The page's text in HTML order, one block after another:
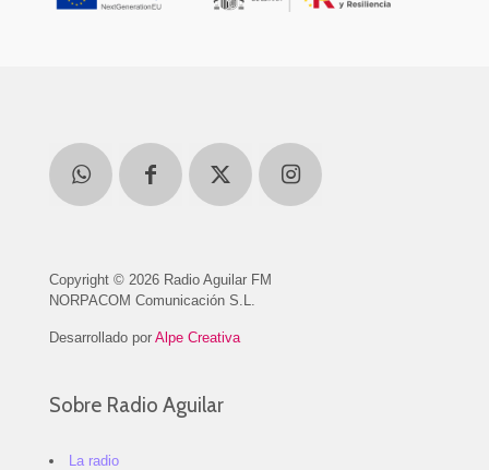
Copyright © 2026 Radio Aguilar FM
NORPACOM Comunicación S.L.
Desarrollado por Alpe Creativa
Sobre Radio Aguilar
La radio